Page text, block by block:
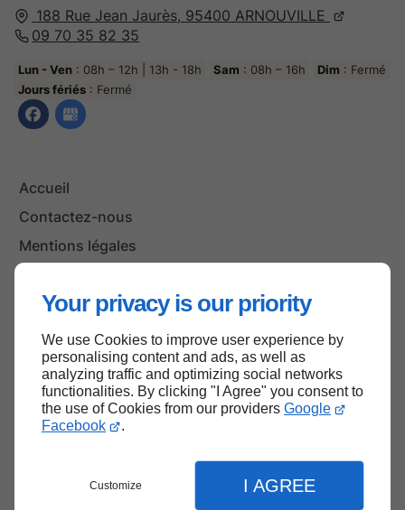
Your privacy is our priority
We use Cookies to improve user experience by
personalising content and ads, as well as
analyzing traffic and optimizing social networks
functionalities. By clicking "I Agree" you consent to
the use of Cookies from our providers Google
Facebook
.
Customize I AGREE
188 Rue Jean Jaurès, 95400 ARNOUVILLE
09 70 35 82 35
Lun - Ven : 08h – 12h | 13h - 18h Sam : 08h – 16h Dim : Fermé
Jours fériés : Fermé
Accueil
Contactez-nous
Mentions légales
Haut de page